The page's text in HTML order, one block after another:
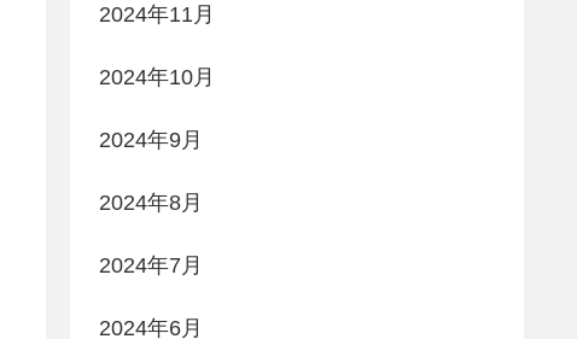
2024年11月
2024年10月
2024年9月
2024年8月
2024年7月
2024年6月